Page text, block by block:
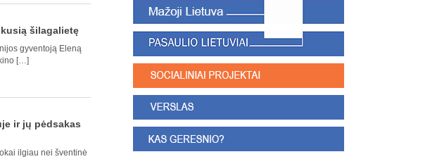
šilagalietę
gyventoją Eleną
[…]
ir jų pėdsakas
ilgiau nei šventinė